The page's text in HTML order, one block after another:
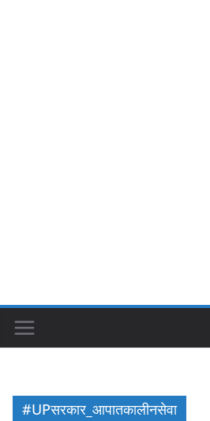
#UPसरकार_आपातकालीनसेवा